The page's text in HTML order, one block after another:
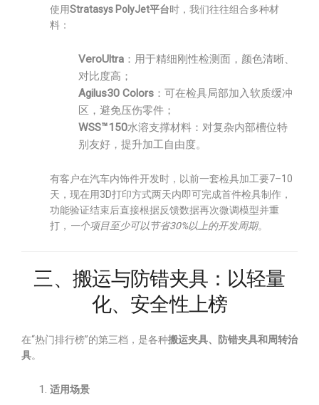
使用Stratasys PolyJet平台时，我们往往组合多种材
料：
VeroUltra ：用于精细刚性检测面，颜色清晰、
对比度高；
Agilus30 Colors ：可在检具局部加入软质缓冲
区，避免压伤零件；
WSS™150水溶支撑材料：对复杂内部槽位特
别友好，提升加工自由度。
有客户在汽车内饰件开发时，以前一套检具加工要7–10
天，现在用3D打印方式两天内即可完成首件检具制作，
功能验证结束后直接根据反馈数据再次微调模型并重
打， 一个项目至少可以节省30%以上的开发周期。
三、搬运与防错夹具：以轻量
化、安全性上榜
在“热门排行榜”的第三档，是各种搬运夹具、防错夹具和周转治
具。
适用场景